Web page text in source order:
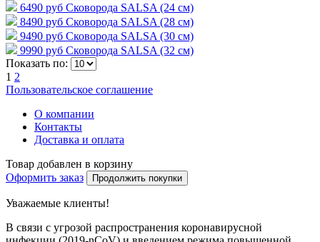
6490 руб Сковорода SALSA (24 см)
8490 руб Сковорода SALSA (28 см)
9490 руб Сковорода SALSA (30 см)
9990 руб Сковорода SALSA (32 см)
Показать по:
1 2
Пользовательское соглашение
О компании
Контакты
Доставка и оплата
Товар добавлен в корзину
Оформить заказ
Продолжить покупки
Уважаемые клиенты!
В связи с угрозой распространения коронавирусной